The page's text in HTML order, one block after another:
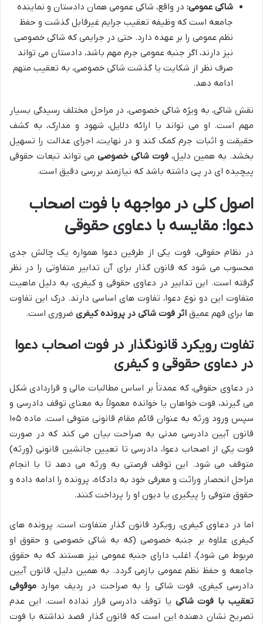
شاکی عمومی: در واقع، شاکی عمومی همان دادستان و نماینده
جامعه است که وظیفه تعقیب جرایم غیرقابل گذشت و حفظ
نظم عمومی را بر عهده دارد. حتی در جرایمی که شاکی خصوصی
نیز دارند، اگر جنبه عمومی جرم مهم باشد، دادستان می تواند
صرف نظر از شکایت یا گذشت شاکی خصوصی، به تعقیب متهم
ادامه دهد.
نقش شاکی، به ویژه شاکی خصوصی، در مراحل مختلف رسیدگی بسیار
مهم است. او می تواند با ارائه دلایل، شهود و مدارک، به کشف
حقیقت و اثبات جرم کمک کند و در نهایت، اجرای عدالت را تسهیل
بخشد. به همین دلیل، فوت شاکی خصوصی می تواند تبعات حقوقی
پیچیده ای در پی داشته باشد که نیازمند بررسی دقیق است.
اصول کلی در مواجهه با فوت اصحاب
دعوا: مقایسه با دعاوی حقوقی
در نظام حقوقی، فوت یکی از طرفین دعوا همواره یک چالش جدی
محسوب می شود که قانون گذار برای آن تدابیر متفاوتی را در نظر
گرفته است. این تدابیر در دعاوی حقوقی و کیفری، به دلیل ماهیت
متفاوت این دو نوع دعوا، تفاوت های اساسی دارند. درک این تفاوت
ها برای فهم عمیق اثر فوت شاکی در پرونده کیفری ضروری است.
تفاوت رویکرد قانونگذار در فوت اصحاب دعوا
در دعاوی حقوقی و کیفری
در دعاوی حقوقی، که عمدتاً بر اساس مطالبات مالی و قراردادی شکل
می گیرند، فوت خواهان یا خوانده معمولاً به معنای توقف دادرسی و
سپس ورود ورثه به عنوان قائم مقام قانونی متوفی است. ماده ۱۰۵
قانون آیین دادرسی مدنی به صراحت بیان می کند که در صورت
فوت یکی از اصحاب دعوا، دادرسی تا تعیین جانشین قانونی (ورثه)
متوقف می شود. این توقف فرصتی به ورثه می دهد تا با انجام
مراحل انحصار وراثت و معرفی خود به دادگاه، پرونده را ادامه داده و
حقوق متوفی را پیگیری یا دیون او را پرداخت کنند.
اما در دعاوی کیفری، رویکرد قانون گذار متفاوت است. پرونده های
کیفری علاوه بر جنبه خصوصی (که به شاکی خصوصی و حقوق او
مربوط می شود)، اغلب دارای جنبه عمومی نیز هستند که به حقوق
جامعه و حفظ نظم عمومی بازمی گردد. به همین دلیل، قانون آیین
دادرسی کیفری، فوت شاکی را به صراحت در ردیف موارد موقوفی
تعقیب با فوت شاکی یا توقف دادرسی قرار نداده است. این عدم
تصریح نشان دهنده این است که قانون گذار قصد نداشته با فوت